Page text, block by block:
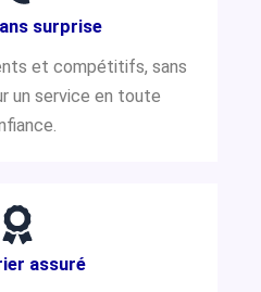
surprise
et compétitifs, sans
un service en toute
assuré